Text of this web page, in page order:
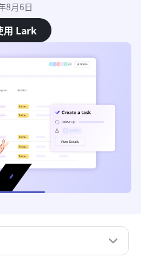
8月6日
用 Lark